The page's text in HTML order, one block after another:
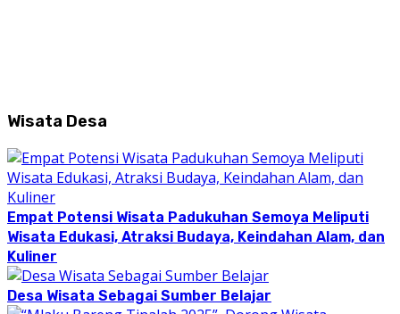
Wisata Desa
Empat Potensi Wisata Padukuhan Semoya Meliputi
Wisata Edukasi, Atraksi Budaya, Keindahan Alam, dan
Kuliner
Desa Wisata Sebagai Sumber Belajar